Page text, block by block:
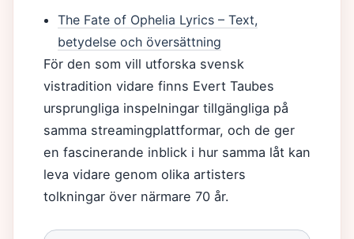
The Fate of Ophelia Lyrics – Text,
betydelse och översättning
För den som vill utforska svensk
vistradition vidare finns Evert Taubes
ursprungliga inspelningar tillgängliga på
samma streamingplattformar, och de ger
en fascinerande inblick i hur samma låt kan
leva vidare genom olika artisters
tolkningar över närmare 70 år.